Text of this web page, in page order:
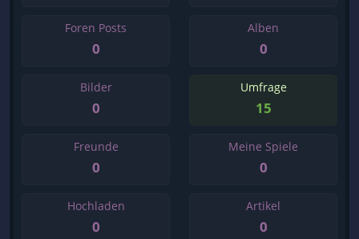
Foren Posts
0
Alben
0
Bilder
0
Umfrage
15
Freunde
0
Meine Spiele
0
Hochladen
0
Artikel
0